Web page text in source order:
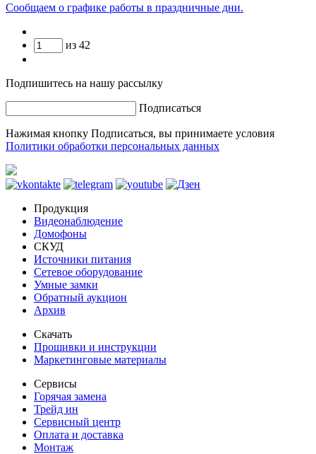
Сообщаем о графике работы в праздничные дни.
из 42
Подпишитесь на нашу рассылку
Подписаться
Нажимая кнопку Подписаться, вы принимаете условия
Политики обработки персональных данных
Продукция
Видеонаблюдение
Домофоны
СКУД
Источники питания
Сетевое оборудование
Умные замки
Обратный аукцион
Архив
Скачать
Прошивки и инструкции
Маркетинговые материалы
Сервисы
Горячая замена
Трейд ин
Сервисный центр
Оплата и доставка
Монтаж